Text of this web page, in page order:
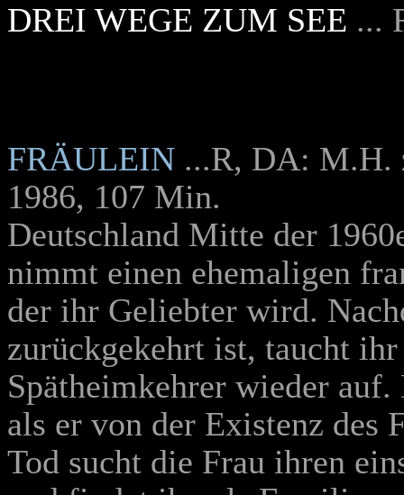
DREI WEGE ZUM SEE ...
FRÄULEIN ...R, DA: M.H.
1986, 107 Min.
Deutschland Mitte der
nimmt einen ehemaligen
der ihr Geliebter wird.
zurückgekehrt ist, taucht
Spätheimkehrer wieder
als er von der Existenz des
Tod sucht die Frau ihren